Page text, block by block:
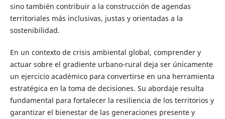
sino también contribuir a la construcción de agendas
territoriales más inclusivas, justas y orientadas a la
sostenibilidad.
En un contexto de crisis ambiental global, comprender y
actuar sobre el gradiente urbano-rural deja ser únicamente
un ejercicio académico para convertirse en una herramienta
estratégica en la toma de decisiones. Su abordaje resulta
fundamental para fortalecer la resiliencia de los territorios y
garantizar el bienestar de las generaciones presente y